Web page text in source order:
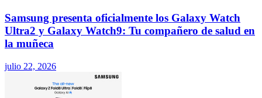
Samsung presenta oficialmente los Galaxy Watch
Ultra2 y Galaxy Watch9: Tu compañero de salud en
la muñeca
julio 22, 2026